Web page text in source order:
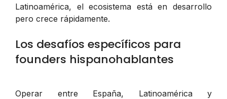
Latinoamérica, el ecosistema está en desarrollo
pero crece rápidamente.
Los desafíos específicos para
founders hispanohablantes
Operar entre España, Latinoamérica y